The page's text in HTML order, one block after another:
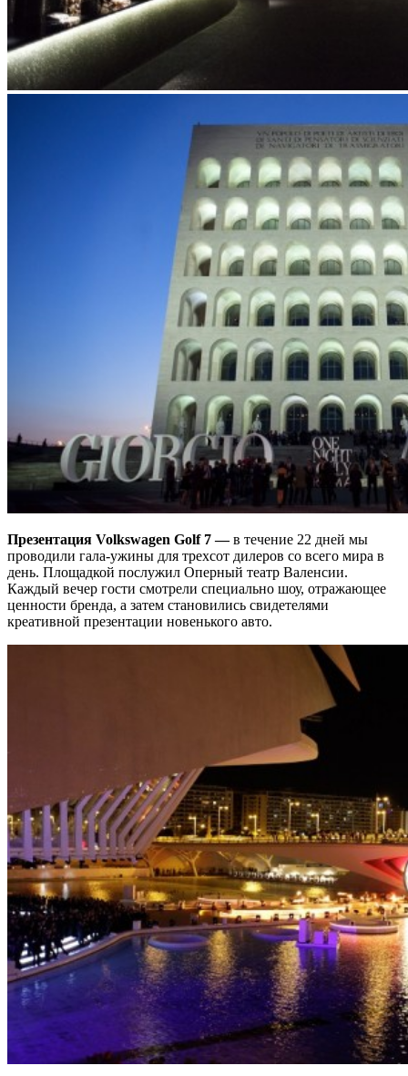
Презентация Volkswagen Golf 7 —в течение 22 дней мы
проводили гала-ужины для трехсот дилеров со всего мира в
день. Площадкой послужил Оперный театр Валенсии.
Каждый вечер гости смотрели специально шоу, отражающее
ценности бренда, а затем становились свидетелями
креативной презентации новенького авто.